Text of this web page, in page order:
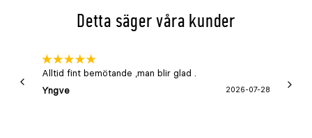
Detta säger våra kunder
Alltid fint bemötande ,man blir glad .
Yngve
2026-07-28